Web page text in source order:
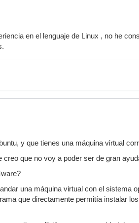
en el lenguaje de Linux , no he
y que tienes una máquina virtual
que no voy a poder ser de gran
una máquina virtual con el sistema
que directamente permitía instalar